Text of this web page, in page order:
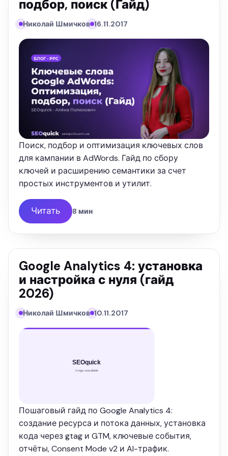
подбор, поиск (Гайд)
Николай Шмичков 16.11.2017
Поиск, подбор и оптимизация ключевых слов
для кампании в AdWords. Гайд по сбору
ключей и расширению семантики за счет
простых инструментов и утилит.
Читать 8 мин
Google Analytics 4: установка
и настройка с нуля (гайд
2026)
Николай Шмичков 10.11.2017
Пошаговый гайд по Google Analytics 4:
создание ресурса и потока данных, установка
кода через gtag и GTM, ключевые события,
отчёты, Consent Mode v2 и AI-трафик.